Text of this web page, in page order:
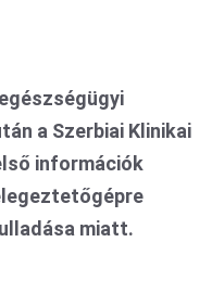
a Szerbiai Klinikai
információk
miatt.